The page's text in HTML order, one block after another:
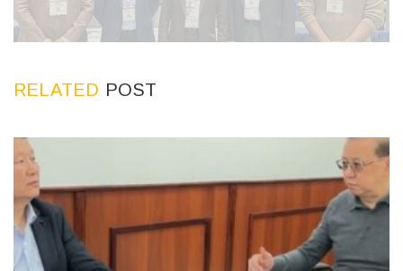
RELATED POST